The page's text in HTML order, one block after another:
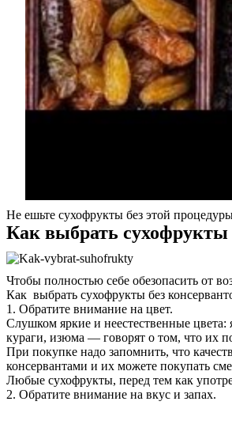
Услуги
Акции
Отзывы
Статьи
Не ешьте сухофрукты без этой
Как выбрать сухофрукты
Чтобы полностью себе обезопасить от
Как выбрать сухофрукты без
1. Обратите внимание на цвет.
Слушком яркие и неестественные
кураги, изюма — говорят о том, что их
При покупке надо запомнить, что
консервантами и их можете покупать
Любые сухофрукты, перед тем как
2. Обратите внимание на вкус и запах.